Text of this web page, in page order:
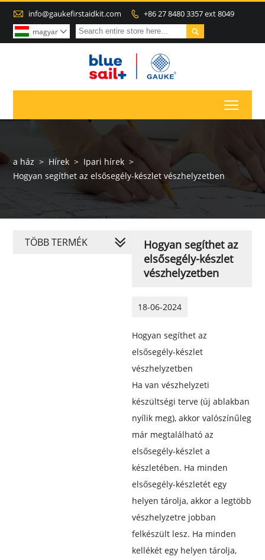
 info@gaukefirstaidkit.com  +86 27 8480 3357 ext 8049

magyar 
a ház > Hírek > Ipari hírek >
Hogyan segíthet az elsősegély-készlet vészhelyzetben
Hogyan segíthet az
elsősegély-készlet
vészhelyzetben
18-06-2024
Hogyan segíthet az
elsősegély-készlet
vészhelyzetben
Ha van vészhelyzeti
készültségi terve (új ablakban
nyílik meg), akkor valószínűleg
már megtalálható az
elsősegély-készlet a
készletében. Ha minden
elsősegély-készletét egy
helyen tárolja, akkor a legtöbb
vészhelyzetre jobban
felkészült lesz. Ha minden
kellékét egy helyen tárolja,
TÖBB TERMÉK